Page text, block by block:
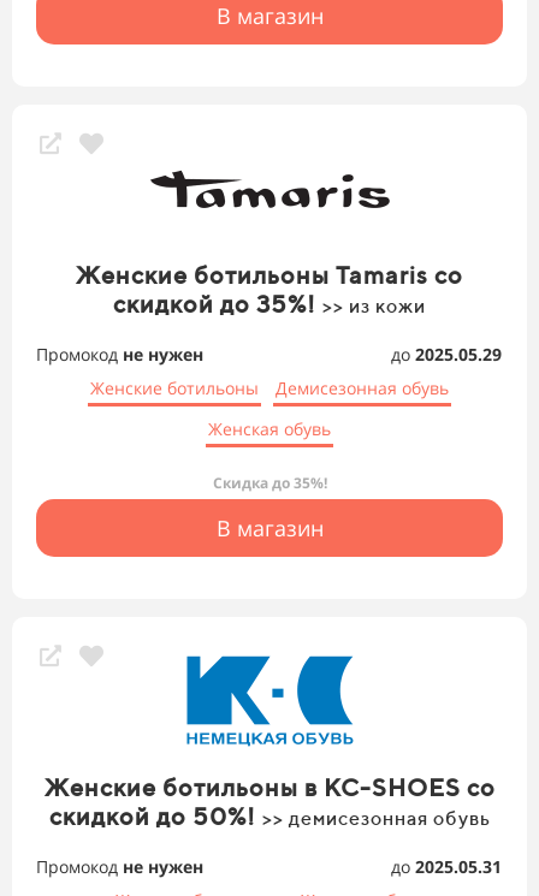
В магазин
Женские ботильоны Tamaris со
скидкой до 35%! >> из кожи
Промокод не нужен до 2025.05.29
Женские ботильоны
Демисезонная обувь
Женская обувь
Скидка до 35%!
В магазин
Женские ботильоны в KC-SHOES со
скидкой до 50%! >> демисезонная обувь
Промокод не нужен до 2025.05.31